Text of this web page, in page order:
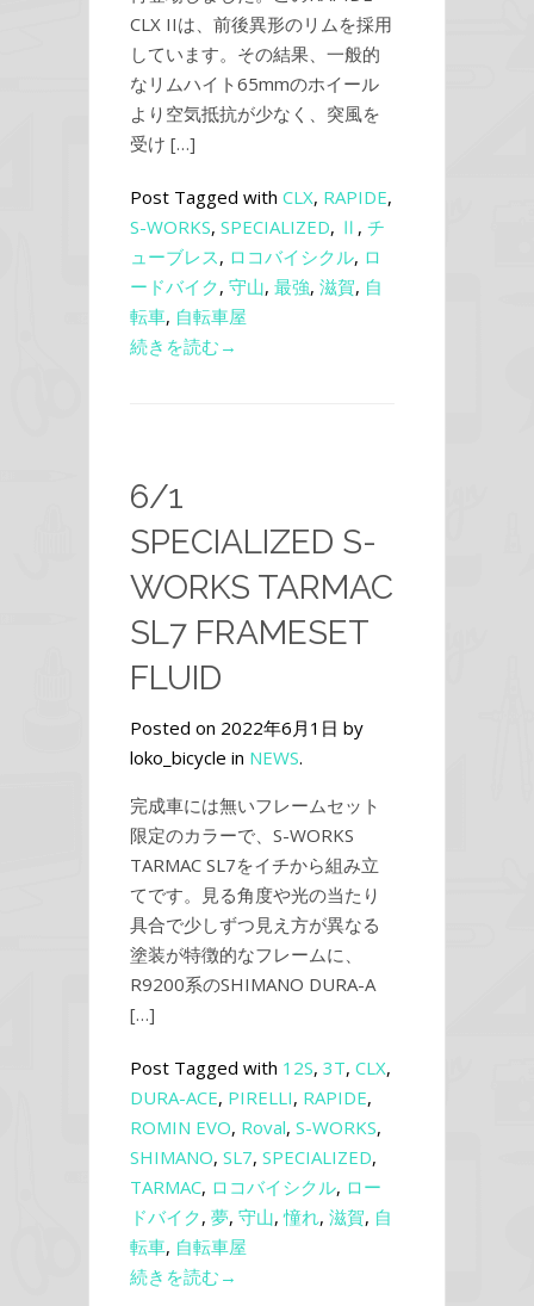
CLX IIは、前後異形のリムを採用
しています。その結果、一般的
なリムハイト65mmのホイール
より空気抵抗が少なく、突風を
受け […]
Post Tagged with CLX, RAPIDE,
S-WORKS, SPECIALIZED, Ⅱ , チ
ューブレス, ロコバイシクル, ロ
ードバイク, 守山, 最強, 滋賀, 自
転車, 自転車屋
続きを読む→
6/1
SPECIALIZED S-
WORKS TARMAC
SL7 FRAMESET
FLUID
Posted on 2022年6月1日 by
loko_bicycle in NEWS.
完成車には無いフレームセット
限定のカラーで、S-WORKS
TARMAC SL7をイチから組み立
てです。見る角度や光の当たり
具合で少しずつ見え方が異なる
塗装が特徴的なフレームに、
R9200系のSHIMANO DURA-A
[…]
Post Tagged with 12S, 3T, CLX,
DURA-ACE, PIRELLI, RAPIDE,
ROMIN EVO, Roval, S-WORKS,
SHIMANO, SL7, SPECIALIZED,
TARMAC, ロコバイシクル, ロー
ドバイク, 夢, 守山,憧れ, 滋賀, 自
転車, 自転車屋
続きを読む→